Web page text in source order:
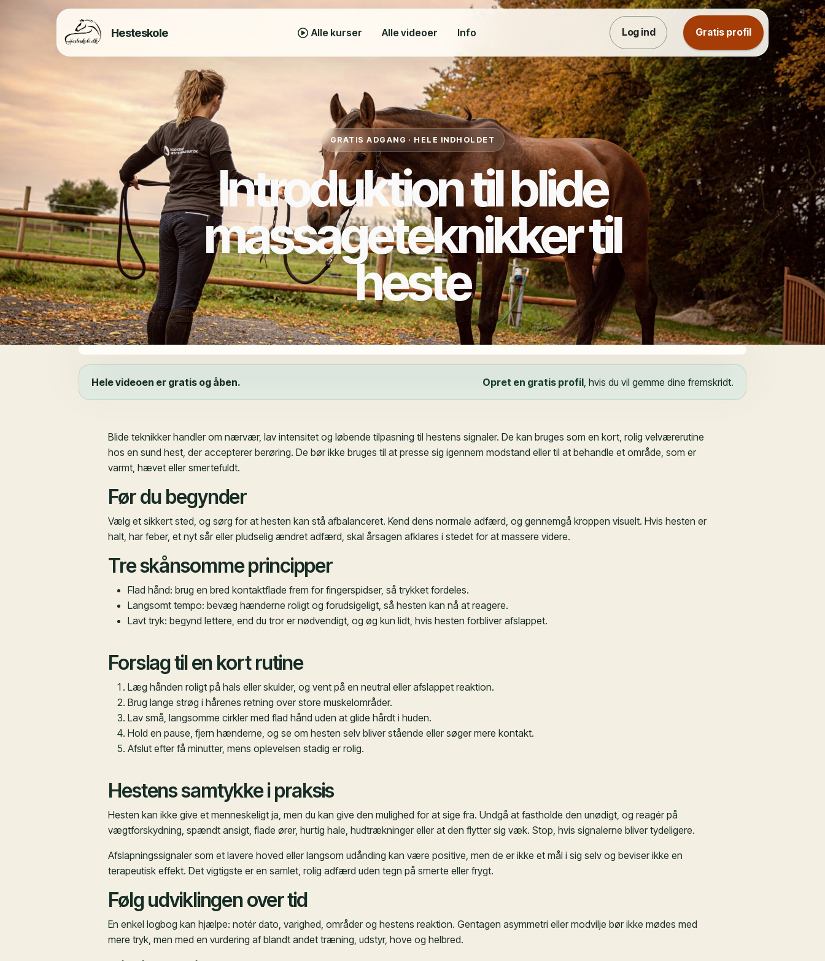
Hesteskole Alle kurser Alle videoer Info Log ind Gratis profil
GRATIS ADGANG · HELE INDHOLDET
Introduktion til blide
massageteknikker til
heste
Hele videoen er gratis og åben. Opret en gratis profil , hvis du vil gemme dine fremskridt.
Blide teknikker handler om nærvær, lav intensitet og løbende tilpasning til hestens signaler. De kan bruges som en kort, rolig velværerutine
hos en sund hest, der accepterer berøring. De bør ikke bruges til at presse sig igennem modstand eller til at behandle et område, som er
varmt, hævet eller smertefuldt.
Før du begynder
Vælg et sikkert sted, og sørg for at hesten kan stå afbalanceret. Kend dens normale adfærd, og gennemgå kroppen visuelt. Hvis hesten er
halt, har feber, et nyt sår eller pludselig ændret adfærd, skal årsagen afklares i stedet for at massere videre.
Tre skånsomme principper
Flad hånd: brug en bred kontaktflade frem for fingerspidser, så trykket fordeles.
Langsomt tempo: bevæg hænderne roligt og forudsigeligt, så hesten kan nå at reagere.
Lavt tryk: begynd lettere, end du tror er nødvendigt, og øg kun lidt, hvis hesten forbliver afslappet.
Forslag til en kort rutine
Læg hånden roligt på hals eller skulder, og vent på en neutral eller afslappet reaktion.
Brug lange strøg i hårenes retning over store muskelområder.
Lav små, langsomme cirkler med flad hånd uden at glide hårdt i huden.
Hold en pause, fjern hænderne, og se om hesten selv bliver stående eller søger mere kontakt.
Afslut efter få minutter, mens oplevelsen stadig er rolig.
Hestens samtykke i praksis
Hesten kan ikke give et menneskeligt ja, men du kan give den mulighed for at sige fra. Undgå at fastholde den unødigt, og reagér på
vægtforskydning, spændt ansigt, flade ører, hurtig hale, hudtrækninger eller at den flytter sig væk. Stop, hvis signalerne bliver tydeligere.
Afslapningssignaler som et lavere hoved eller langsom udånding kan være positive, men de er ikke et mål i sig selv og beviser ikke en
terapeutisk effekt. Det vigtigste er en samlet, rolig adfærd uden tegn på smerte eller frygt.
Følg udviklingen over tid
En enkel logbog kan hjælpe: notér dato, varighed, områder og hestens reaktion. Gentagen asymmetri eller modvilje bør ikke mødes med
mere tryk, men med en vurdering af blandt andet træning, udstyr, hove og helbred.